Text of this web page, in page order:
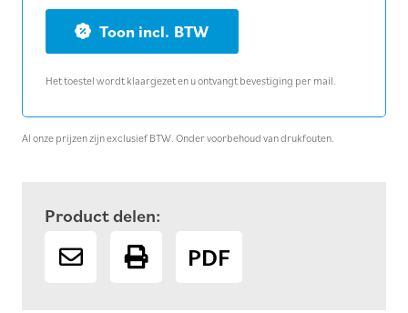
kernboor
Ø
mm
lengte
420
BTW
Het toestel wordt klaargezet en u ontvangt bevestiging per mail.
Al onze prijzen zijn exclusief BTW. Onder voorbehoud van drukfouten.
Product delen:
PDF